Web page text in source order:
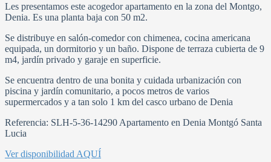
Les presentamos este acogedor apartamento en la zona del Montgo,
Denia. Es una planta baja con 50 m2.
Se distribuye en salón-comedor con chimenea, cocina americana
equipada, un dormitorio y un baño. Dispone de terraza cubierta de 9
m4, jardín privado y garaje en superficie.
Se encuentra dentro de una bonita y cuidada urbanización con
piscina y jardín comunitario, a pocos metros de varios
supermercados y a tan solo 1 km del casco urbano de Denia
Referencia: SLH-5-36-14290 Apartamento en Denia Montgó Santa
Lucia
Ver disponibilidad AQUÍ